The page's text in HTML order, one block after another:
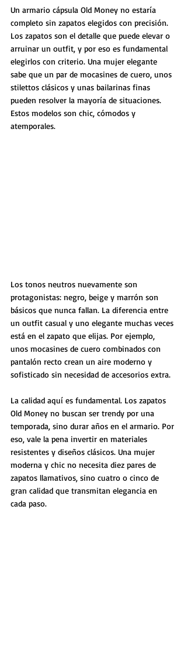
Un armario cápsula Old Money no estaría
completo sin zapatos elegidos con precisión.
Los zapatos son el detalle que puede elevar o
arruinar un outfit, y por eso es fundamental
elegirlos con criterio. Una mujer elegante
sabe que un par de mocasines de cuero, unos
stilettos clásicos y unas bailarinas finas
pueden resolver la mayoría de situaciones.
Estos modelos son chic, cómodos y
atemporales.
Los tonos neutros nuevamente son
protagonistas: negro, beige y marrón son
básicos que nunca fallan. La diferencia entre
un outfit casual y uno elegante muchas veces
está en el zapato que elijas. Por ejemplo,
unos mocasines de cuero combinados con
pantalón recto crean un aire moderno y
sofisticado sin necesidad de accesorios extra.
La calidad aquí es fundamental. Los zapatos
Old Money no buscan ser trendy por una
temporada, sino durar años en el armario. Por
eso, vale la pena invertir en materiales
resistentes y diseños clásicos. Una mujer
moderna y chic no necesita diez pares de
zapatos llamativos, sino cuatro o cinco de
gran calidad que transmitan elegancia en
cada paso.